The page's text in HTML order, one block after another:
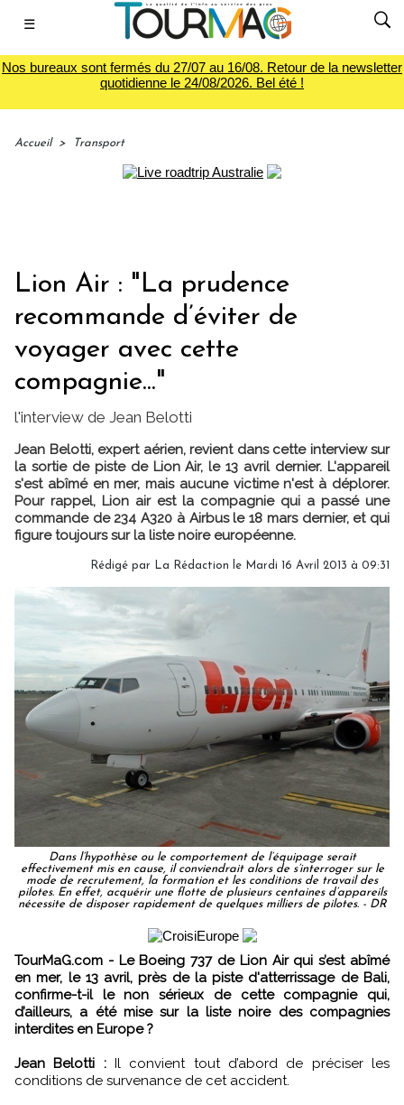
☰
Nos bureaux sont fermés du 27/07 au 16/08. Retour de la newsletter
quotidienne le 24/08/2026. Bel été !
Accueil > Transport
Lion Air : "La prudence
recommande d’éviter de
voyager avec cette
compagnie..."
l'interview de Jean Belotti
Jean Belotti, expert aérien, revient dans cette interview sur
la sortie de piste de Lion Air, le 13 avril dernier. L'appareil
s'est abîmé en mer, mais aucune victime n'est à déplorer.
Pour rappel, Lion air est la compagnie qui a passé une
commande de 234 A320 à Airbus le 18 mars dernier, et qui
figure toujours sur la liste noire européenne.
Rédigé par La Rédaction le Mardi 16 Avril 2013 à 09:31
Dans l’hypothèse ou le comportement de l’équipage serait
effectivement mis en cause, il conviendrait alors de s’interroger sur le
mode de recrutement, la formation et les conditions de travail des
pilotes. En effet, acquérir une flotte de plusieurs centaines d’appareils
nécessite de disposer rapidement de quelques milliers de pilotes. - DR
TourMaG.com - Le Boeing 737 de Lion Air qui s’est abîmé
en mer, le 13 avril, près de la piste d'atterrissage de Bali,
confirme-t-il le non sérieux de cette compagnie qui,
d’ailleurs, a été mise sur la liste noire des compagnies
interdites en Europe ?
Jean Belotti :Il convient tout d’abord de préciser les
conditions de survenance de cet accident.